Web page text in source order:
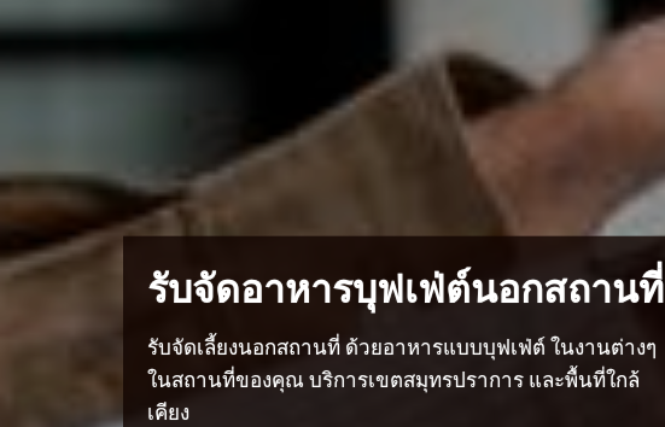
รับจัดอาหารบุฟเฟ่ต์นอกสถานที่
รับจัดเลี้ยงนอกสถานที่ ด้วยอาหารแบบบุฟเฟ่ต์ ในงานต่างๆ
ในสถานที่ของคุณ บริการเขตสมุทรปราการ และพื้นที่ใกล้
เคียง